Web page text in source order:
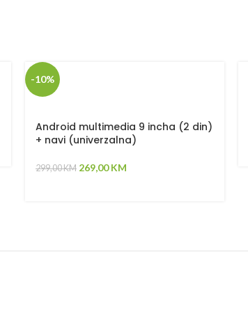
-10%
Android multimedia 9 incha (2 din)
+ navi (univerzalna)
299,00KM 269,00KM